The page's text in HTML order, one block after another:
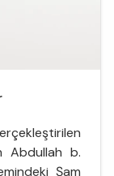
Abdullah b.
Şam